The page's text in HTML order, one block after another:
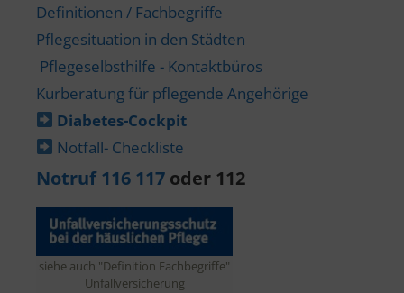
Definitionen / Fachbegriffe
Pflegesituation in den Städten
Pflegeselbsthilfe - Kontaktbüros
Kurberatung für pflegende Angehörige
Diabetes-​Cockpit
Notfall- Checkliste
Notruf 116 117 oder 112
siehe auch "Definition Fachbegriffe"
Unfallversicherung